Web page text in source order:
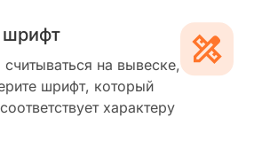
шрифт
на вывеске,
шрифт, который
характеру